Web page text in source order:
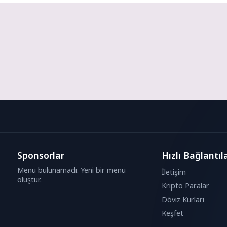
Sponsorlar
Menü bulunamadı. Yeni bir menü
oluştur.
Hızlı
İletişim
Kripto Paralar
Döviz Kurları
Keşfet